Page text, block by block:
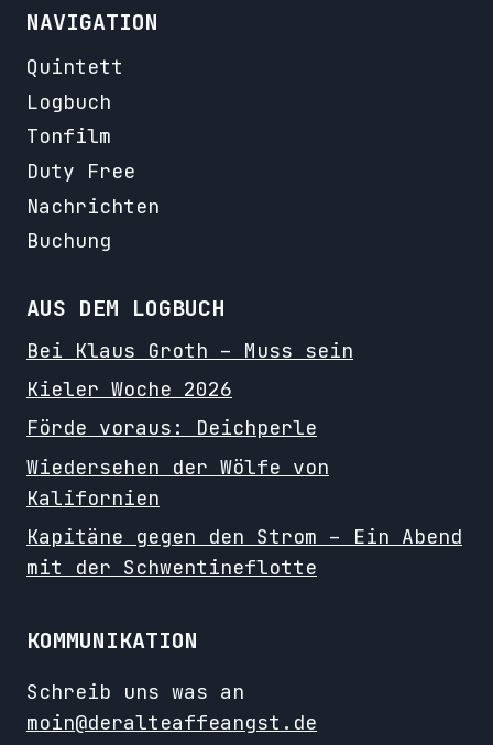
NAVIGATION
Quintett
Logbuch
Tonfilm
Duty Free
Nachrichten
Buchung
AUS DEM LOGBUCH
Bei Klaus Groth – Muss sein
Kieler Woche 2026
Förde voraus: Deichperle
Wiedersehen der Wölfe von
Kalifornien
Kapitäne gegen den Strom – Ein Abend
mit der Schwentineflotte
KOMMUNIKATION
Schreib uns was an
moin@deralteaffeangst.de